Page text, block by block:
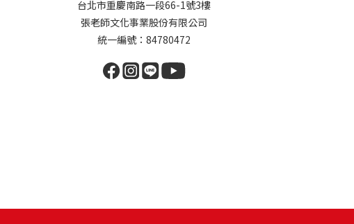
台北市重慶南路一段66-1號3樓
張老師文化事業股份有限公司
統一編號：84780472